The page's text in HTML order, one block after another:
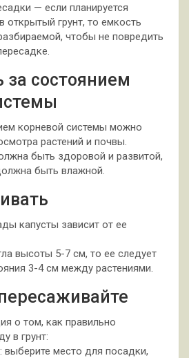
— если планируется
открытый грунт, то емкость
чтобы не повредить
за состоянием
корневой системы можно
растений и почвы.
быть здоровой и развитой,
быть влажной.
капусты зависит от ее
высоты 5-7 см, то ее следует
3-4 см между растениями.
о том, как правильно
в грунт:
выберите место для посадки,